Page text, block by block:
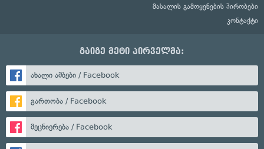
მასალის გამოყენების პირობები
კონტაქტი
გაიგე მეტი პირველმა:
ახალი ამბები / Facebook
გართობა / Facebook
მეცნიერება / Facebook